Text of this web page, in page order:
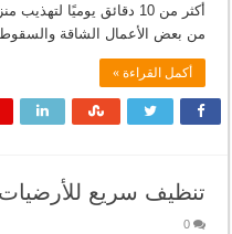
أكثر من 10 دقائق يوميًا
من بعض الأعمال الشاقة
أكمل القراءة »
تنظيف سريع
0